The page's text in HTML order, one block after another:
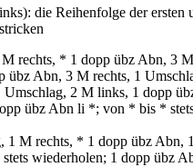
die Reihenfolge der
rechts, * 1 dopp übz Abn, 3
Abn, 3 M rechts, 1
2 M links, 1 dopp
übz Abn li *; von * bis *
M rechts, * 1 dopp übz Abn,
wiederholen; 1 dopp übz